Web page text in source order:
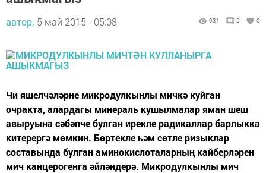
автор, 5 май 2015 - 05:08 931 0 0
Чи яшелчәләрне микродулкынлы мичкә куйган
очракта, алардагы минераль кушылмалар яман шеш
авыруына сәбәпче булган ирекле радикаллар барлыкка
китерергә мөмкин. Бөртекле һәм сөтле ризыклар
составында булган аминокислоталарның кайберләрен
мич канцерогенга әйләндерә. Микродулкынлы мич